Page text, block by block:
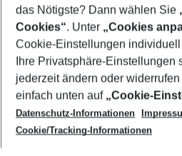
Footer
Footer navigation
Über uns
AGB
Cookie-Einstellungen ändern
Cookie-Richtlinie
Datenschutz
Service & Hilfe
Barrierefreies Reisen
Check-in
Folgen Sie uns
das Nötigste? Dann wählen Sie
Cookies“. Unter „Cookies
Cookie-Einstellungen
Ihre Privatsphäre-Einstellungen
jederzeit ändern oder
einfach unten auf „Cookie-
Datenschutz-Informationen
Cookie/Tracking-Informationen